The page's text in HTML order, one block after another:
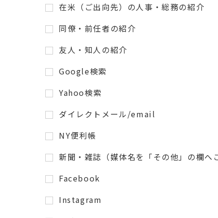
在米（ご出向先）の人事・総務の紹介
同僚・前任者の紹介
友人・知人の紹介
Google検索
Yahoo検索
ダイレクトメール/email
NY便利帳
新聞・雑誌（媒体名を「その他」の欄へ
Facebook
Instagram